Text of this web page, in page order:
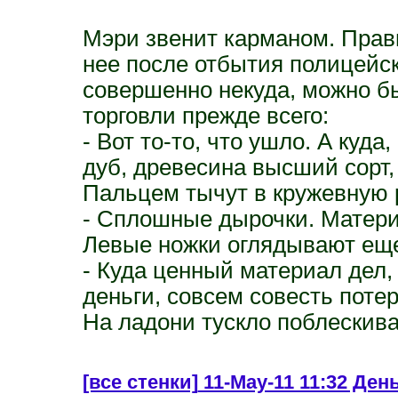
Мэри звенит карманом.
нее после отбытия
совершенно некуда, можно
торговли прежде всего:
- Вот то-то, что ушло. А
дуб, древесина высший сорт,
Пальцем тычут в кружевную
- Сплошные дырочки.
Левые ножки оглядывают
- Куда ценный материал
деньги, совсем совесть
На ладони тускло
[все стенки]11-May-11 11:32